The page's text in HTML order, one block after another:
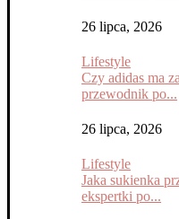
26 lipca, 2026
Lifestyle
Czy adidas ma
przewodnik po...
26 lipca, 2026
Lifestyle
Jaka sukienka
ekspertki po...